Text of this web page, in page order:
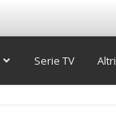
Serie TV Altri